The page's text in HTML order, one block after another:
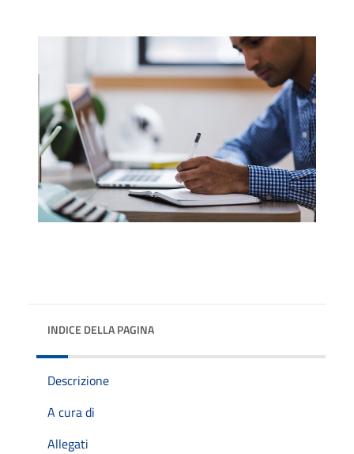
INDICE DELLA PAGINA
Descrizione
A cura di
Allegati